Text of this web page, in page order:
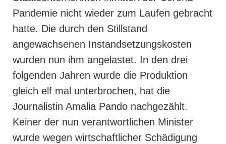
Pandemie nicht wieder zum Laufen gebracht
hatte. Die durch den Stillstand
angewachsenen Instandsetzungskosten
wurden nun ihm angelastet. In den drei
folgenden Jahren wurde die Produktion
gleich elf mal unterbrochen, hat die
Journalistin Amalia Pando nachgezählt.
Keiner der nun verantwortlichen Minister
wurde wegen wirtschaftlicher Schädigung